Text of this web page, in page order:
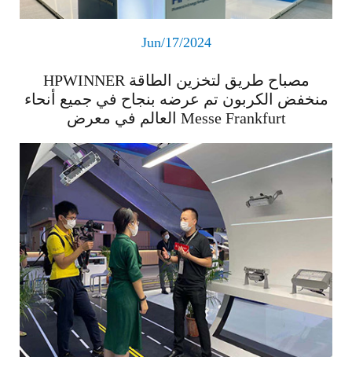
Jun/17/2024
HPWINNER مصباح طريق لتخزين الطاقة
منخفض الكربون تم عرضه بنجاح في جميع أنحاء
العالم في معرض Messe Frankfurtاقرأ المزيد